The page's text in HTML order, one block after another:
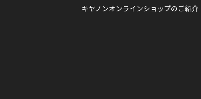
キヤノンオンラインショップのご紹介